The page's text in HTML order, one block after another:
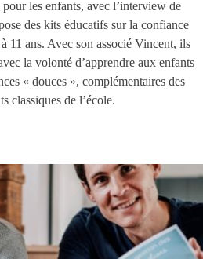
les enfants, avec l’interview de
des kits éducatifs sur la confiance
11 ans. Avec son associé Vincent, ils
la volonté d’apprendre aux enfants
« douces », complémentaires des
classiques de l’école.